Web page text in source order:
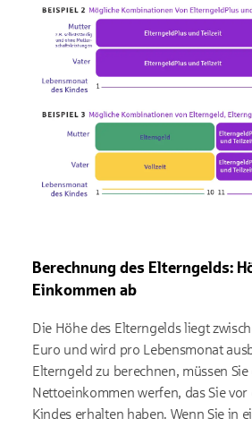
Berechnung des Elterngelds:
Einkommen ab
Die Höhe des Elterngelds liegt
Euro und wird pro Lebensmonat
Elterngeld zu berechnen, müssen
Nettoeinkommen werfen, das Sie
Kindes erhalten haben. Wenn Sie in